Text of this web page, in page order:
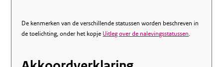
De kenmerken van de verschillende statussen worden beschreven in
de toelichting, onder het kopje Uitleg over de nalevingsstatussen.